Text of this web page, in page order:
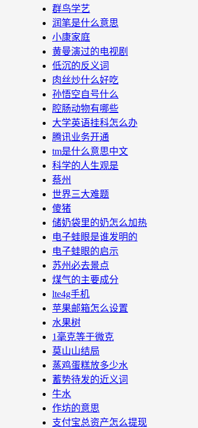
群鸟学艺
润笔是什么意思
小康家庭
黄曼演过的电视剧
低沉的反义词
肉丝炒什么好吃
孙悟空自号什么
腔肠动物有哪些
大学英语挂科怎么办
腾讯业务开通
tm是什么意思中文
科学的人生观是
蔡州
世界三大难题
傻猪
储奶袋里的奶怎么加热
电子蛙眼是谁发明的
电子蛙眼的启示
苏州必去景点
煤气的主要成分
lte4g手机
苹果邮箱怎么设置
水果树
1毫克等于微克
莫山山结局
蒸鸡蛋糕放多少水
蓄势待发的近义词
牛水
作坊的意思
支付宝总资产怎么提现